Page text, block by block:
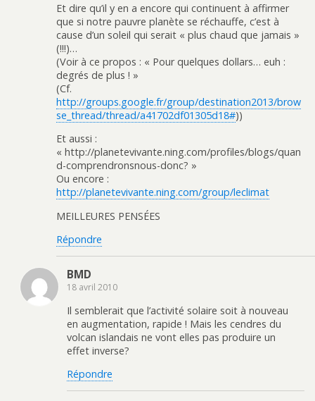
Et dire qu’il y en a encore qui continuent à affirmer
que si notre pauvre planète se réchauffe, c’est à
cause d’un soleil qui serait « plus chaud que jamais »
(!!!)…
(Voir à ce propos : « Pour quelques dollars… euh :
degrés de plus ! »
(Cf.
http://groups.google.fr/group/destination2013/brow
se_thread/thread/a41702df01305d18#))
Et aussi :
« http://planetevivante.ning.com/profiles/blogs/quan
d-comprendronsnous-donc? »
Ou encore :
http://planetevivante.ning.com/group/leclimat
MEILLEURES PENSÉES
Répondre
BMD
18 avril 2010
Il semblerait que l’activité solaire soit à nouveau
en augmentation, rapide ! Mais les cendres du
volcan islandais ne vont elles pas produire un
effet inverse?
Répondre